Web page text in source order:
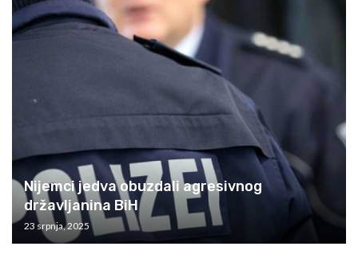
Nijemci jedva obuzdali agresivnog
državljanina BiH
23 srpnja, 2025